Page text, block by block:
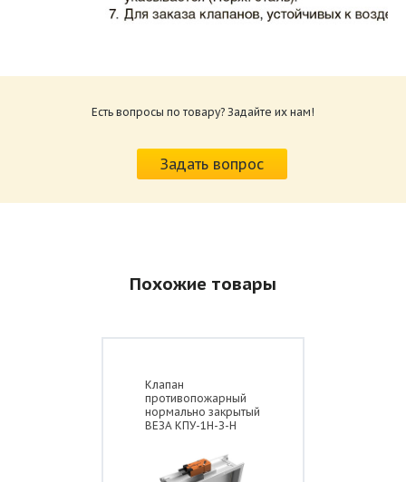
ВИНГС-М КЛОП-2.pdf
приводов КЛОП-2.pdf
Размер: 259.6 Кб
Есть вопросы по товару? Задайте их нам!
Задать вопрос
Похожие товары
Клапан
противопожарный
нормально закрытый
ВЕЗА КПУ-1Н-З-Н